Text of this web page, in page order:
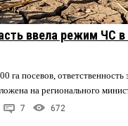
ввела режим ЧС в
га посевов,
на регионального
7 672